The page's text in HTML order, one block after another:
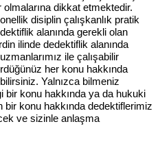
dikkat etmektedir.
disiplin çalışkanlık pratik
alanında gerekli olan
ilinde dedektiflik alanında
ile çalışabilir
her konu hakkında
Yalnızca bilmeniz
bir konu hakkında ya da hukuki
bir konu hakkında dedektiflerimiz
ve sizinle anlaşma